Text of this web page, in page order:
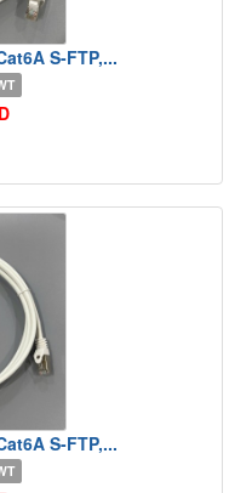
S-FTP,...
S-FTP,...